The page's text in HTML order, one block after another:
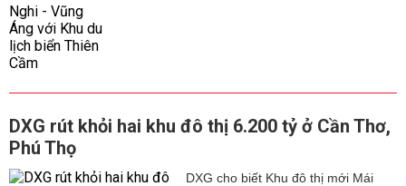
DXG rút khỏi hai khu đô thị 6.200 tỷ ở Cần Thơ,
Phú Thọ
DXG cho biết Khu đô thị mới Mái